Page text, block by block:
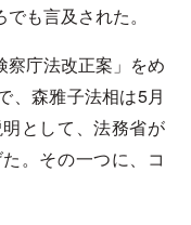
も言及された。
察庁法改正案」をめ
、森雅子法相は5月
として、法務省が
。その一つに、コ